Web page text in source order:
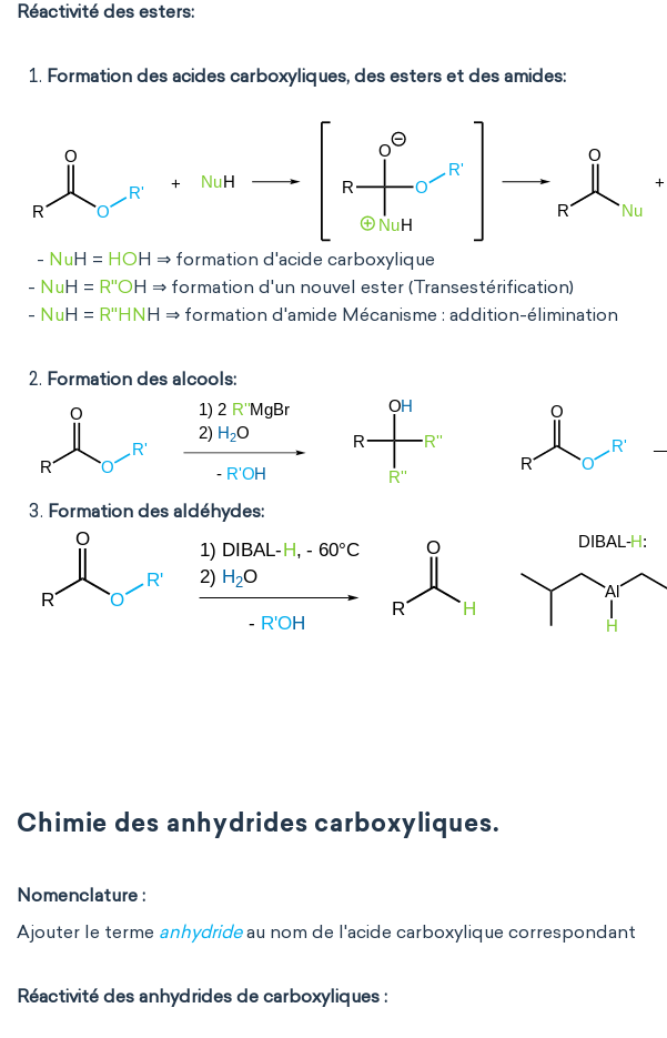
Réactivité des esters:
Formation des acides carboxyliques, des esters et des amides:
- NuH = HOH ⇒ formation d'acide carboxylique
- NuH = R''OH ⇒ formation d'un nouvel ester (Transestérification)
- NuH = R''HNH ⇒ formation d'amide Mécanisme : addition-élimination
Formation des alcools:
Formation des aldéhydes:
Chimie des anhydrides carboxyliques.
Nomenclature :
Ajouter le terme anhydrideau nom de l'acide carboxylique correspondant
Réactivité des anhydrides de carboxyliques :